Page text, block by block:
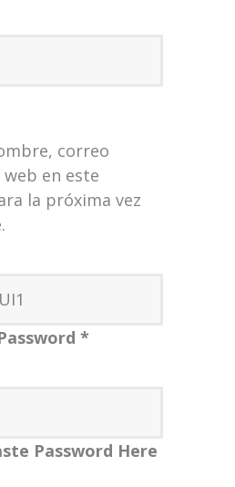
correo
en este
la próxima vez
*
Password Here